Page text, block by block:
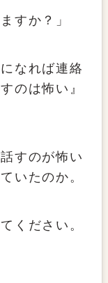
すか？」
なれば連絡
のは怖い』
すのが怖い
いたのか。
ください。